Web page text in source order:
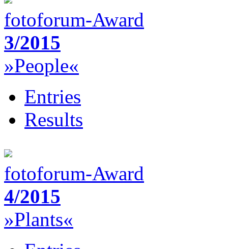
fotoforum-Award
3/2015
»People«
Entries
Results
fotoforum-Award
4/2015
»Plants«